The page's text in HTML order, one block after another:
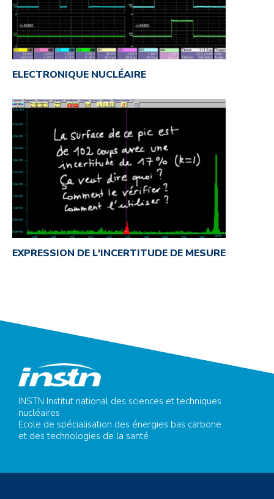
ELECTRONIQUE NUCLÉAIRE
EXPRESSION DE L'INCERTITUDE DE MESURE
INSTN Institut national des sciences et techniques
nucléaires
Ecole de spécialisation des énergies bas carbone
et des technologies de la santé